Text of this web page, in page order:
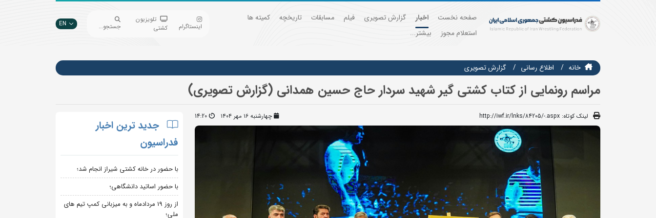
صفحه نخست اخبار گزارش تصویری فیلم مسابقات تاریخچه
کمیته ها
استعلام مجوز
بیشتر...
اینستاگرام
تلویزیون
کشتی
جستجو... EN
خانه اطلاع رسانی گزارش تصويري
مراسم رونمایی از کتاب کشتی گیر شهید سردار حاج حسین همدانی (گزارش تصویری)
لینک کوتاه: http://iwf.ir/lnks/84205/-.aspx چهارشنبه ۱۶ مهر ۱۴۰۴ 14:20
جدید ترین اخبار
فدراسیون
با حضور در خانه کشتی شیراز انجام شد؛
با حضور اساتید دانشگاهی؛
از روز 19 مردادماه و به میزبانی کمپ تیم های
ملی؛